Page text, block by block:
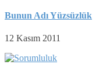
Bunun Adı Yüzsüzlük
12 Kasım 2011